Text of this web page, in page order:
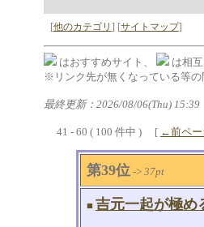
[他のカテゴリ ] [サイトマップ]
はおすすめサイト、 は相互
※リンク先が無くなっている等
最終更新：2026/08/06(Thu) 15:39
41 - 60 ( 100 件中 ) [ ←前ペー
第39位-> 37pt
■ 吉元一起が極め